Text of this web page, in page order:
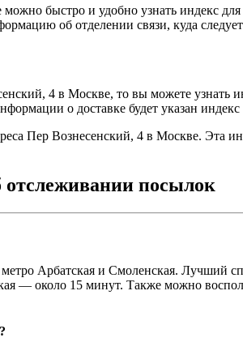
быстро и удобно узнать индекс
об отделении связи, куда
4 в Москве, то вы можете узнать
о доставке будет указан
Пер Вознесенский, 4 в Москве.
посылок
Арбатская и Смоленская. Лучший
— около 15 минут. Также можно